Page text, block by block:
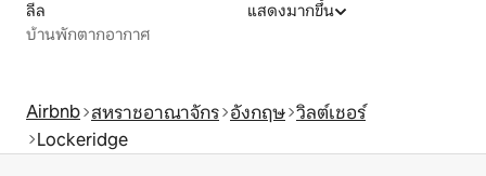
ลีล
บ้านพักตากอากาศ
แสดงมากขึ้น
Airbnb สหราชอาณาจักร อังกฤษ วิลต์เชอร์
Lockeridge